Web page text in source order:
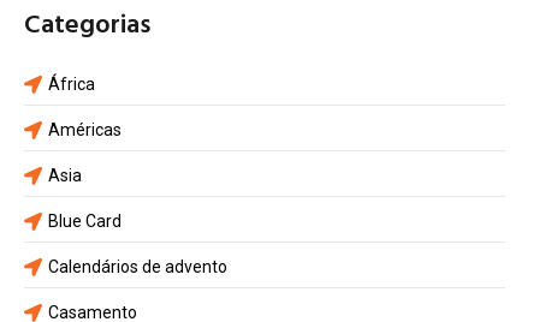
Categorias
África
Américas
Asia
Blue Card
Calendários de advento
Casamento